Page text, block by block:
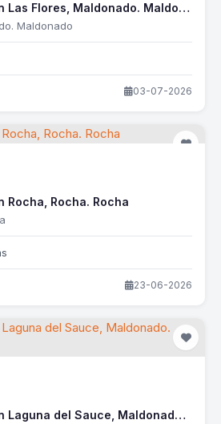
Chacra en Venta en Las Flores, Maldonado. Maldonado
Maldonado
03-07-2026
Rocha, Rocha. Rocha
23-06-2026
Chacra en Venta en Laguna del Sauce, Maldonado. Maldonado